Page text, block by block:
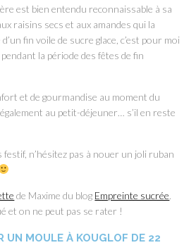
est bien entendu reconnaissable à sa
raisins secs et aux amandes qui la
fin voile de sucre glace, c’est pour moi
la période des fêtes de fin
et de gourmandise au moment du
au petit-déjeuner… s’il en reste
n’hésitez pas à nouer un joli ruban
de Maxime du blog Empreinte sucrée.
et on ne peut pas se rater !
UN MOULE À KOUGLOF DE 22